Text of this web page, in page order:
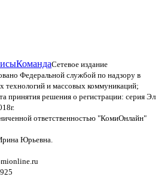
КомандаСетевое издание
Федеральной службой по надзору в
технологий и массовых коммуникаций;
принятия решения о регистрации: серия Эл
ответственностью "КомиОнлайн"
Юрьевна.